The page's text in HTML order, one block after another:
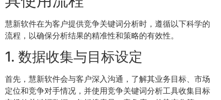
慧新软件在为客户提供竞争关键词分析时，遵循以下科学的
流程，以确保分析结果的精准性和策略的有效性。
1. 数据收集与目标设定
首先，慧新软件会与客户深入沟通，了解其业务目标、市场
定位和竞争对手情况，并使用竞争关键词分析工具收集目标